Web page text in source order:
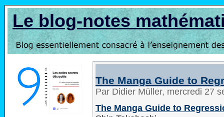
Le blog-notes
The Manga Guide to
Par Didier Müller, mercredi 27
The Manga Guide to